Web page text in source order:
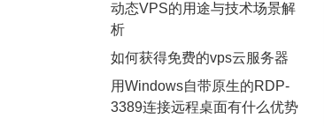
动态VPS的用途与技术场景解
析
如何获得免费的vps云服务器
用Windows自带原生的RDP-
3389连接远程桌面有什么优势